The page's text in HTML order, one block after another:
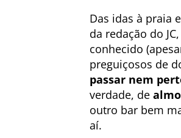
Das idas à praia
da redação do
conhecido
preguiçosos de
passar nem
verdade, de
outro bar bem
aí.